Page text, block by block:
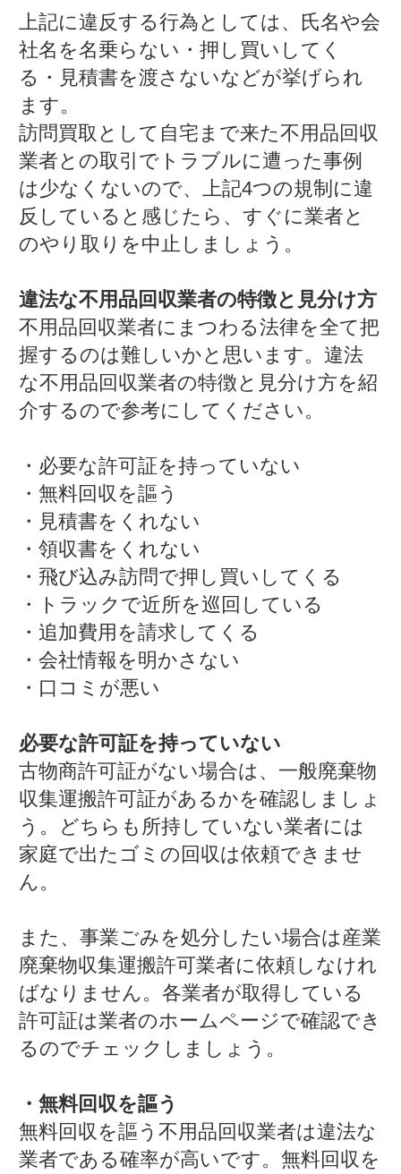
上記に違反する行為としては、氏名や会
社名を名乗らない・押し買いしてく
る・見積書を渡さないなどが挙げられ
ます。
訪問買取として自宅まで来た不用品回収
業者との取引でトラブルに遭った事例
は少なくないので、上記4つの規制に違
反していると感じたら、すぐに業者と
のやり取りを中止しましょう。
違法な不用品回収業者の特徴と見分け方
不用品回収業者にまつわる法律を全て把
握するのは難しいかと思います。違法
な不用品回収業者の特徴と見分け方を紹
介するので参考にしてください。
・必要な許可証を持っていない
・無料回収を謳う
・見積書をくれない
・領収書をくれない
・飛び込み訪問で押し買いしてくる
・トラックで近所を巡回している
・追加費用を請求してくる
・会社情報を明かさない
・口コミが悪い
必要な許可証を持っていない
古物商許可証がない場合は、一般廃棄物
収集運搬許可証があるかを確認しましょ
う。どちらも所持していない業者には
家庭で出たゴミの回収は依頼できませ
ん。
また、事業ごみを処分したい場合は産業
廃棄物収集運搬許可業者に依頼しなけれ
ばなりません。各業者が取得している
許可証は業者のホームページで確認でき
るのでチェックしましょう。
・無料回収を謳う
無料回収を謳う不用品回収業者は違法な
業者である確率が高いです。無料回収を